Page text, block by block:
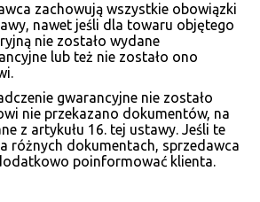
zachowują wszystkie obowiązki
nawet jeśli dla towaru objętego
nie zostało wydane
lub też nie zostało ono
gwarancyjne nie zostało
nie przekazano dokumentów, na
z artykułu 16. tej ustawy. Jeśli te
różnych dokumentach, sprzedawca
poinformować klienta.